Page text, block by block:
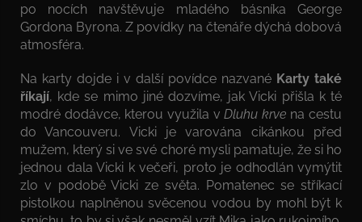
po nocích navštěvuje mladého básníka George
Gordona Byrona. Z povídky na čtenáře dýchá dobová
atmosféra.
Na karty dojde i v další povídce nazvané Karty také
říkají, kde se mimo jiné dozvíme, jak Vicki přišla k té
modré dodávce, kterou využila vDluhu krve na cestu
do Vancouveru. Vicki je varována cikánkou před
mužem, který si ve své choré mysli pamatuje, že si ho
jednou dala Vicki k večeři, proto je odhodlán vymýtit
zlo v podobě Vicki ze světa. Pomatenec se stříkací
pistolkou naplněnou svěcenou vodou by mohl být k